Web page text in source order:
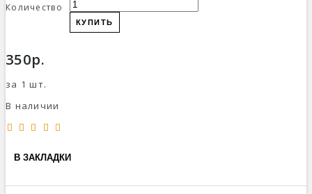
Количество
КУПИТЬ
350р.
за 1 шт.
В наличии
В ЗАКЛАДКИ